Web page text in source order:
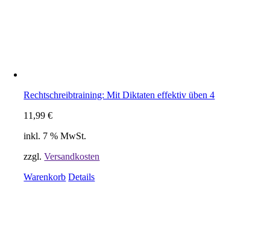
Rechtschreibtraining: Mit Diktaten effektiv üben 4
11,99€
inkl. 7 % MwSt.
zzgl.Versandkosten
Warenkorb Details